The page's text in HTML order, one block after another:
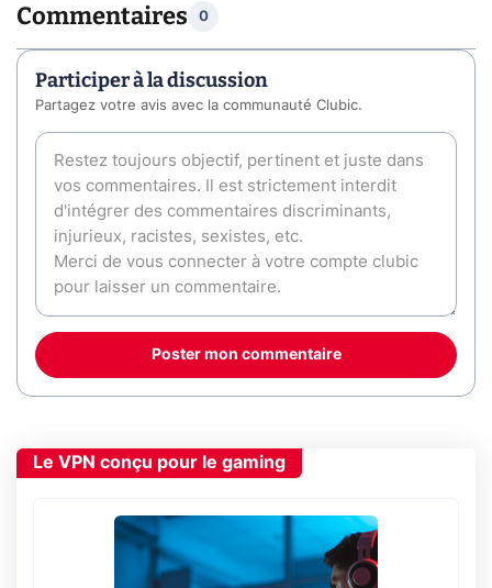
Commentaires 0
Participer à la discussion
Partagez votre avis avec la communauté Clubic.
Poster mon commentaire
Le VPN conçu pour le gaming